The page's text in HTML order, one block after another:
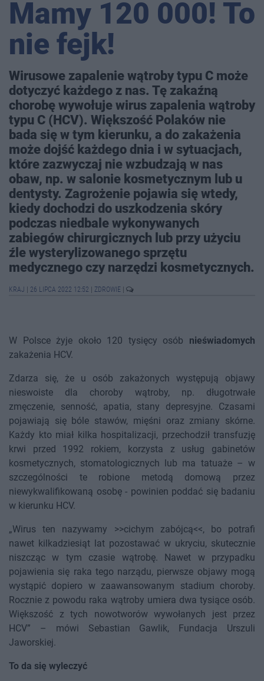
Mamy 120 000! To
nie fejk!
Wirusowe zapalenie wątroby typu C może
dotyczyć każdego z nas. Tę zakaźną
chorobę wywołuje wirus zapalenia wątroby
typu C (HCV). Większość Polaków nie
bada się w tym kierunku, a do zakażenia
może dojść każdego dnia i w sytuacjach,
które zazwyczaj nie wzbudzają w nas
obaw, np. w salonie kosmetycznym lub u
dentysty. Zagrożenie pojawia się wtedy,
kiedy dochodzi do uszkodzenia skóry
podczas niedbale wykonywanych
zabiegów chirurgicznych lub przy użyciu
źle wysterylizowanego sprzętu
medycznego czy narzędzi kosmetycznych.
KRAJ 26 LIPCA 2022 12:52 ZDROWIE
W Polsce żyje około 120 tysięcy osób nieświadomych
zakażenia HCV.
Zdarza się, że u osób zakażonych występują objawy
nieswoiste dla choroby wątroby, np. długotrwałe
zmęczenie, senność, apatia, stany depresyjne. Czasami
pojawiają się bóle stawów, mięśni oraz zmiany skórne.
Każdy kto miał kilka hospitalizacji, przechodził transfuzję
krwi przed 1992 rokiem, korzysta z usług gabinetów
kosmetycznych, stomatologicznych lub ma tatuaże – w
szczególności te robione metodą domową przez
niewykwalifikowaną osobę - powinien poddać się badaniu
w kierunku HCV.
„Wirus ten nazywamy >>cichym zabójcą<<, bo potrafi
nawet kilkadziesiąt lat pozostawać w ukryciu, skutecznie
niszcząc w tym czasie wątrobę. Nawet w przypadku
pojawienia się raka tego narządu, pierwsze objawy mogą
wystąpić dopiero w zaawansowanym stadium choroby.
Rocznie z powodu raka wątroby umiera dwa tysiące osób.
Większość z tych nowotworów wywołanych jest przez
HCV” – mówi Sebastian Gawlik, Fundacja Urszuli
Jaworskiej.
To da się wyleczyć